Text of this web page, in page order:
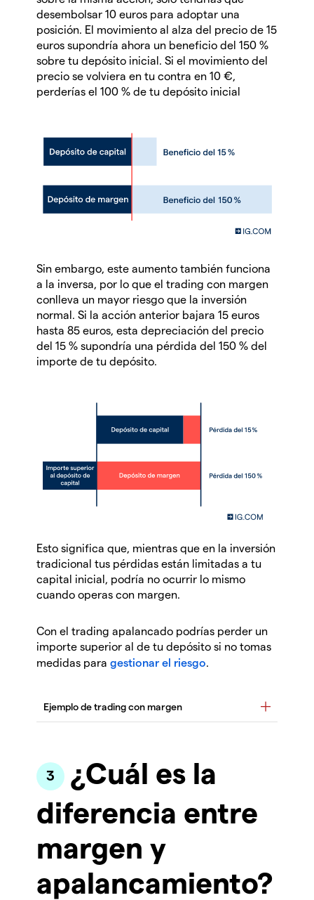
desembolsar 10 euros para adoptar una
posición. El movimiento al alza del precio de 15
euros supondría ahora un beneficio del 150 %
sobre tu depósito inicial. Si el movimiento del
precio se volviera en tu contra en 10 €,
perderías el 100 % de tu depósito inicial
Sin embargo, este aumento también funciona
a la inversa, por lo que el trading con margen
conlleva un mayor riesgo que la inversión
normal. Si la acción anterior bajara 15 euros
hasta 85 euros, esta depreciación del precio
del 15 % supondría una pérdida del 150 % del
importe de tu depósito.
Esto significa que, mientras que en la inversión
tradicional tus pérdidas están limitadas a tu
capital inicial, podría no ocurrir lo mismo
cuando operas con margen.
Con el trading apalancado podrías perder un
importe superior al de tu depósito si no tomas
medidas para gestionar el riesgo
¿Cuál es la
diferencia entre
margen y
apalancamiento?